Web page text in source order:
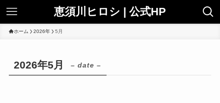
恵須川ヒロシ | 公式HP
ホーム 2026年 5月
2026年5月 – date –